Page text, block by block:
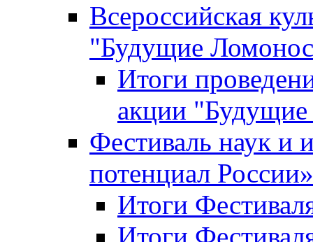
Всероссийская
"Будущие
Итоги
акции
Фестиваль наук и
потенциал России»
Итоги